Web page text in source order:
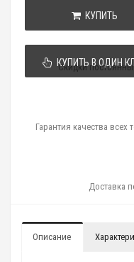
КУПИТЬ
КУПИТЬ В ОДИН
Скидки
Гарантия качества всех
Доставка
Описание